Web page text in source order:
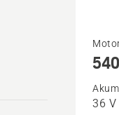
Skatīt
vairāk
par36 V